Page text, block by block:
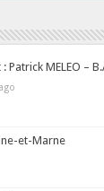
Patrick MELEO –
et-Marne